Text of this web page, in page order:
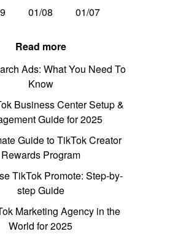
01/08 01/07
Read more
Ads: What You Need To
Know
Business Center Setup &
Guide for 2025
Guide to TikTok Creator
Rewards Program
TikTok Promote: Step-by-
step Guide
Marketing Agency in the
World for 2025